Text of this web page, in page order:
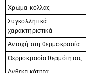
Χρώμα κόλλας
Συγκολλητικά
χαρακτηριστικά
Αντοχή στη θερμοκρασία
Θερμοκρασία θερμότητας